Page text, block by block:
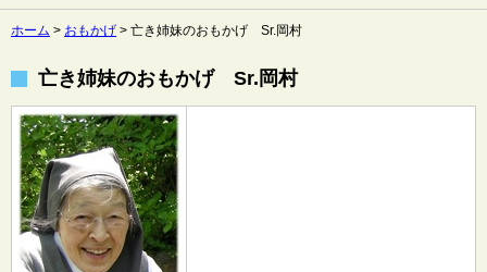
ホーム > おもかげ > 亡き姉妹のおもかげ Sr.岡村
亡き姉妹のおもかげ Sr.岡村